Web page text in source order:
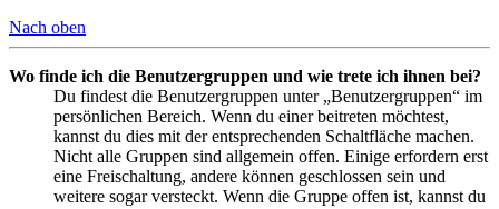
Nach oben
Wo finde ich die Benutzergruppen und wie trete ich ihnen bei?
Du findest die Benutzergruppen unter „Benutzergruppen“ im
persönlichen Bereich. Wenn du einer beitreten möchtest,
kannst du dies mit der entsprechenden Schaltfläche machen.
Nicht alle Gruppen sind allgemein offen. Einige erfordern erst
eine Freischaltung, andere können geschlossen sein und
weitere sogar versteckt. Wenn die Gruppe offen ist, kannst du